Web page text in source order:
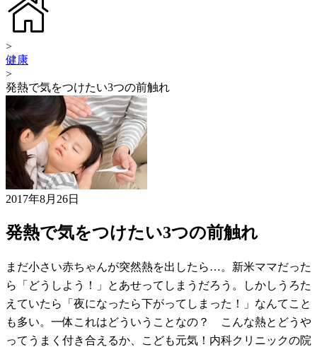
>
健康
>
発熱で気をつけたい3つの前触れ
2017年8月26日
発熱で気をつけたい3つの前触れ
まだ小さい赤ちゃんが突然熱を出したら…。新米ママだった
ら「どうしよう！」とあせってしまうだろう。しかしうろた
えていたら「夜になったら下がってしまった！」なんてこと
も多い。一体これはどういうことなの？ こんな熱とどうや
ってうまく付き合えるか、こども元気！内科クリニックの院